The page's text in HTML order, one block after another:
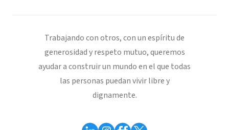
Trabajando con otros, con un espíritu de
generosidad y respeto mutuo, queremos
ayudar a construir un mundo en el que todas
las personas puedan vivir libre y
dignamente.